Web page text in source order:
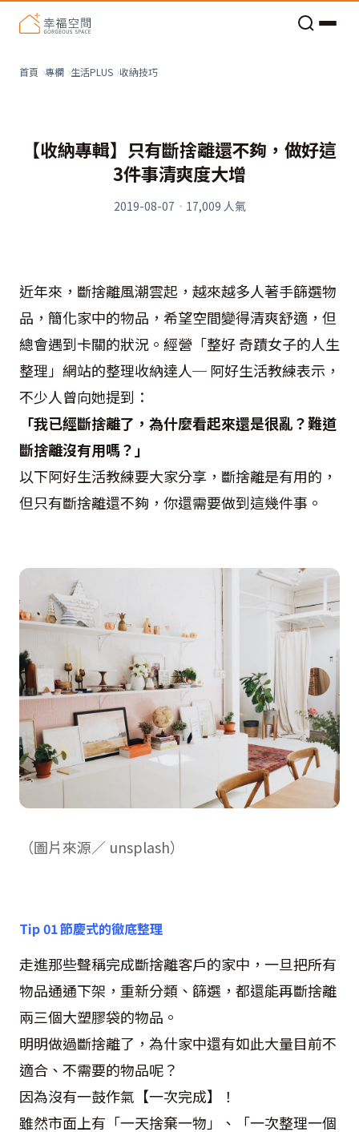
首頁 專欄 生活PLUS 收納技巧
【收納專輯】只有斷捨離還不夠，做好這
3件事清爽度大增
2019-08-07 · 17,009 人氣
近年來，斷捨離風潮雲起，越來越多人著手篩選物
品，簡化家中的物品，希望空間變得清爽舒適，但
總會遇到卡關的狀況。經營「整好 奇蹟女子的人生
整理」網站的整理收納達人─ 阿好生活教練表示，
不少人曾向她提到：
「我已經斷捨離了，為什麼看起來還是很亂？難道
斷捨離沒有用嗎？」
以下阿好生活教練要大家分享，斷捨離是有用的，
但只有斷捨離還不夠，你還需要做到這幾件事。
（圖片來源／ unsplash）
Tip 01節慶式的徹底整理
走進那些聲稱完成斷捨離客戶的家中，一旦把所有
物品通通下架，重新分類、篩選，都還能再斷捨離
兩三個大塑膠袋的物品。
明明做過斷捨離了，為什家中還有如此大量目前不
適合、不需要的物品呢？
因為沒有一鼓作氣【一次完成】！
雖然市面上有「一天捨棄一物」、「一次整理一個